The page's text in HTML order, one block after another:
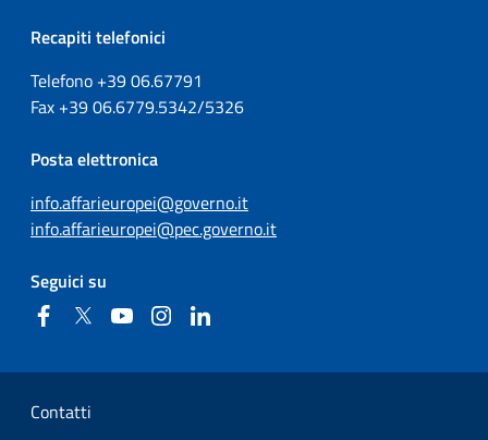
Recapiti telefonici
Telefono +3906.67791
Fax +3906.6779.5342/5326
Posta elettronica
info.affarieuropei@governo.it
info.affarieuropei@pec.governo.it
Seguici su
FacebookTwitter YouTubeInstagram
Sezione Link Utili
Contatti